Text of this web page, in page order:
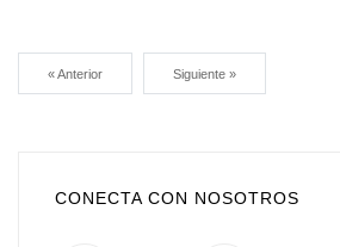
« Anterior Siguiente »
CONECTA CON NOSOTROS